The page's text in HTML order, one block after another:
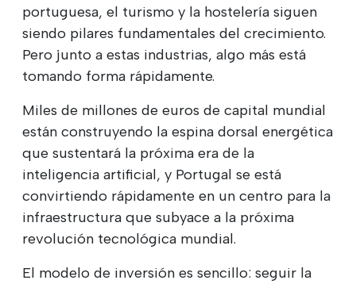
portuguesa, el turismo y la hostelería siguen
siendo pilares fundamentales del crecimiento.
Pero junto a estas industrias, algo más está
tomando forma rápidamente.
Miles de millones de euros de capital mundial
están construyendo la espina dorsal energética
que sustentará la próxima era de la
inteligencia artificial, y Portugal se está
convirtiendo rápidamente en un centro para la
infraestructura que subyace a la próxima
revolución tecnológica mundial.
El modelo de inversión es sencillo: seguir la